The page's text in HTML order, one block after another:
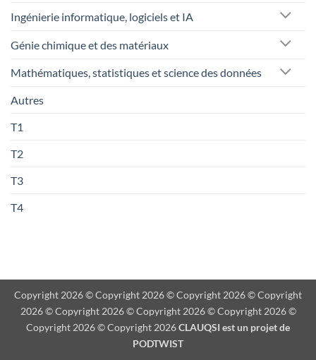
Ingénierie informatique, logiciels et IA
Génie chimique et des matériaux
Mathématiques, statistiques et science des données
Autres
T1
T2
T3
T4
Copyright 2026 © Copyright 2026 © Copyright 2026 © Copyright
2026 © Copyright 2026 © Copyright 2026 © Copyright 2026 ©
Copyright 2026 © Copyright 2026CLAUQSI est un projet de
PODTWIST